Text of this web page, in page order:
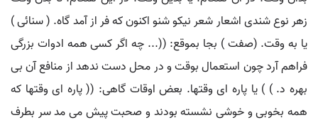
زهر نوع شندی اشعار شعر نیکو شنو اکنون که فر از آمد گاه. ( سنائی )
یا به وقت. (صفت ) بجا بموقع: ((... چه اگر کسی همه ادوات بزرگی
فراهم آرد چون استعمال بوقت و در محل دست ندهد از منافع آن بی
بهره د. ) ) یا پاره ای وقتها. بعض اوقات گاهی: (( پاره ای وقتها که
همه بخوبی و خوشی نشسته بودند و صحبت پیش می مد سر بطرف